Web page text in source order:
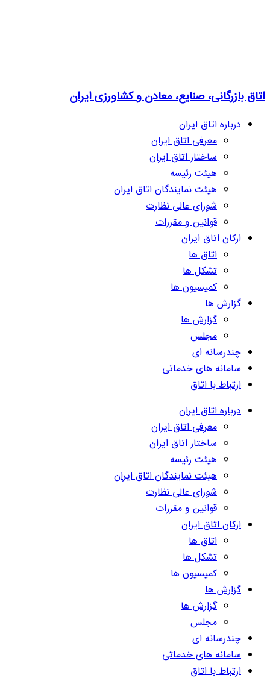
اتاق بازرگانی، صنایع، معادن و کشاورزی ایران
درباره اتاق ایران
معرفی اتاق ایران
ساختار اتاق ایران
هیئت رئیسه
هیئت نمایندگان اتاق ایران
شورای عالی نظارت
قوانین و مقررات
ارکان اتاق ایران
اتاق ها
تشکل ها
کمیسیون ها
گزارش ها
گزارش ها
مجلس
چندرسانه ای
سامانه های خدماتی
ارتباط با اتاق
درباره اتاق ایران
معرفی اتاق ایران
ساختار اتاق ایران
هیئت رئیسه
هیئت نمایندگان اتاق ایران
شورای عالی نظارت
قوانین و مقررات
ارکان اتاق ایران
اتاق ها
تشکل ها
کمیسیون ها
گزارش ها
گزارش ها
مجلس
چندرسانه ای
سامانه های خدماتی
ارتباط با اتاق